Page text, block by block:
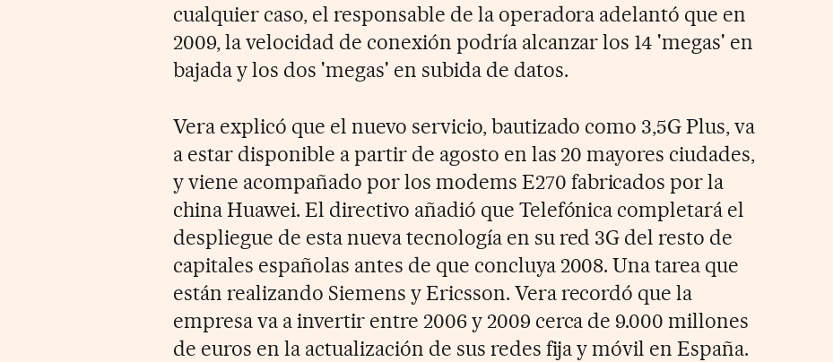
cualquier caso, el responsable de la operadora adelantó que en
2009, la velocidad de conexión podría alcanzar los 14 'megas' en
bajada y los dos 'megas' en subida de datos.
Vera explicó que el nuevo servicio, bautizado como 3,5G Plus, va
a estar disponible a partir de agosto en las 20 mayores ciudades,
y viene acompañado por los modems E270 fabricados por la
china Huawei. El directivo añadió que Telefónica completará el
despliegue de esta nueva tecnología en su red 3G del resto de
capitales españolas antes de que concluya 2008. Una tarea que
están realizando Siemens y Ericsson. Vera recordó que la
empresa va a invertir entre 2006 y 2009 cerca de 9.000 millones
de euros en la actualización de sus redes fija y móvil en España.